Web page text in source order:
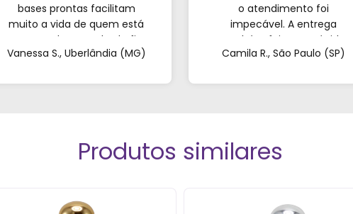
bases prontas facilitam
muito a vida de quem est
começando; o resultado fica
incrível. Sem contar o
que foi super atencioso e
Vanessa S., Uberlândia (MG)
o atendimento foi
impecável. A entrega
também foi super rápida.
Recomendo de olhos
Camila R., São Paulo (SP)
Produtos similares